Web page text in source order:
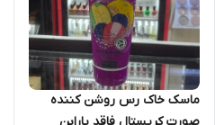
ماسک خاک رس روشن کننده